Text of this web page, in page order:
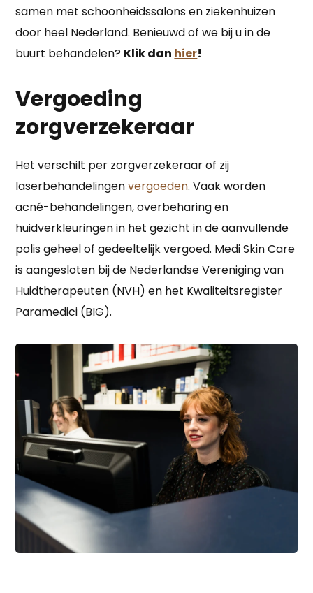
samen met schoonheidssalons en ziekenhuizen
door heel Nederland. Benieuwd of we bij u in de
buurt behandelen? Klik dan hier!
Vergoeding
zorgverzekeraar
Het verschilt per zorgverzekeraar of zij
laserbehandelingenvergoeden. Vaak worden
acné-behandelingen, overbeharing en
huidverkleuringen in het gezicht in de aanvullende
polis geheel of gedeeltelijk vergoed. Medi Skin Care
is aangesloten bij de Nederlandse Vereniging van
Huidtherapeuten (NVH) en het Kwaliteitsregister
Paramedici (BIG).